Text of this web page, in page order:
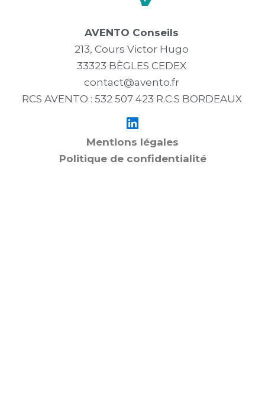
AVENTO Conseils
213, Cours Victor Hugo
33323 BÈGLES CEDEX
contact@avento.fr
RCS AVENTO : 532 507 423 R.C.S BORDEAUX
Mentions légales
Politique de confidentialité